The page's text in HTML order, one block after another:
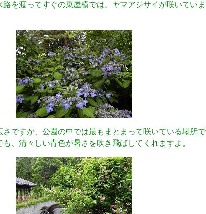
を渡ってすぐの東屋横では、ヤマアジサイが咲いていま
さですが、公園の中では最もまとまって咲いている場所で
、清々しい青色が暑さを吹き飛ばしてくれますよ。